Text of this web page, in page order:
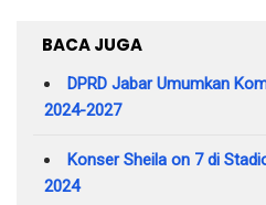
BACA JUGA
DPRD Jabar Umumkan
2024-2027
Konser Sheila on 7 di
2024